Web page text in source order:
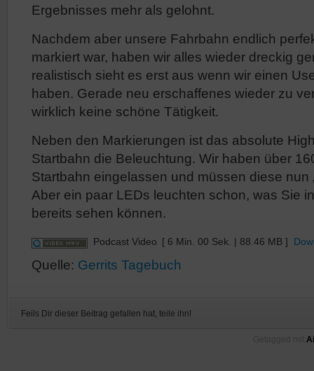
Ergebnisses mehr als gelohnt.
Nachdem aber unsere Fahrbahn endlich
markiert war, haben wir alles wieder dreckig
realistisch sieht es erst aus wenn wir einen
haben. Gerade neu erschaffenes wieder zu
wirklich keine schöne Tätigkeit.
Neben den Markierungen ist das absolute
Startbahn die Beleuchtung. Wir haben über
Startbahn eingelassen und müssen diese nun
Aber ein paar LEDs leuchten schon, was Sie
bereits sehen können.
Podcast Video [ 6 Min. 00 Sek. | 88.46 MB ]
Quelle: Gerrits Tagebuch
Feils Dir dieser Beitrag gefallen hat, teile ihn!